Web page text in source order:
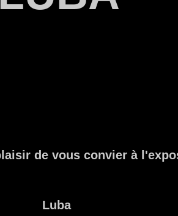
de vous convier à
Luba